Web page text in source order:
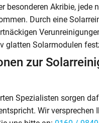
besonderen Akribie,
Durch eine
glatten Solarmodulen
zur
Spezialisten sorgen
Wir